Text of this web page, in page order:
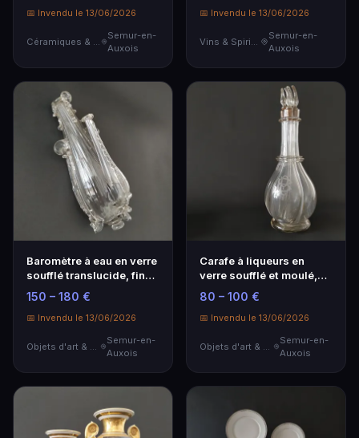
📅 Invendu le 13/06/2026
Céramiques & Porcelaine
Semur-en-
Auxois
📅 Invendu le 13/06/2026
Vins & Spiritueux
Semur-en-
Auxois
Baromètre à eau en verre
soufflé translucide, fin
du XVIIIe …
150 – 180 €
📅 Invendu le 13/06/2026
Objets d'art & Curiosités
Semur-en-
Auxois
Carafe à liqueurs en
verre soufflé et moulé,
XIXe Composée d…
80 – 100 €
📅 Invendu le 13/06/2026
Objets d'art & Curiosités
Semur-en-
Auxois